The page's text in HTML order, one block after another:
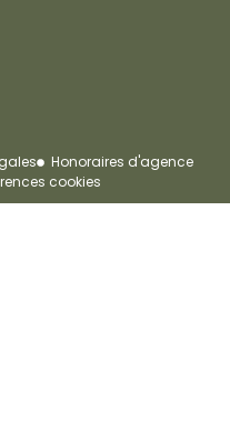
Honoraires d'agence
cookies